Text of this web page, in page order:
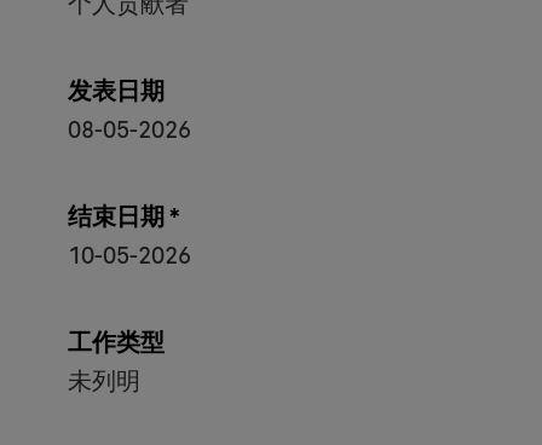
发表日期
08-05-2026
结束日期 *
10-05-2026
工作类型
未列明